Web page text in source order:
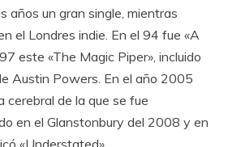
años un gran single, mientras
el Londres indie. En el 94 fue «A
este «The Magic Piper», incluido
Austin Powers. En el año 2005
cerebral de la que se fue
en el Glanstonbury del 2008 y en
«Understated».